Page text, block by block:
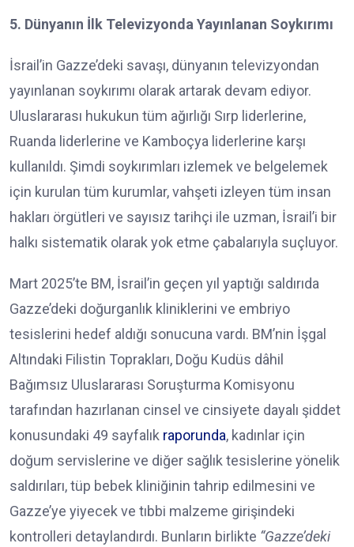
5. Dünyanın İlk Televizyonda Yayınlanan Soykırımı
İsrail’in Gazze’deki savaşı, dünyanın televizyondan
yayınlanan soykırımı olarak artarak devam ediyor.
Uluslararası hukukun tüm ağırlığı Sırp liderlerine,
Ruanda liderlerine ve Kamboçya liderlerine karşı
kullanıldı. Şimdi soykırımları izlemek ve belgelemek
için kurulan tüm kurumlar, vahşeti izleyen tüm insan
hakları örgütleri ve sayısız tarihçi ile uzman, İsrail’i bir
halkı sistematik olarak yok etme çabalarıyla suçluyor.
Mart 2025’te BM, İsrail’in geçen yıl yaptığı saldırıda
Gazze’deki doğurganlık kliniklerini ve embriyo
tesislerini hedef aldığı sonucuna vardı. BM’nin İşgal
Altındaki Filistin Toprakları, Doğu Kudüs dâhil
Bağımsız Uluslararası Soruşturma Komisyonu
tarafından hazırlanan cinsel ve cinsiyete dayalı şiddet
konusundaki 49 sayfalık raporunda, kadınlar için
doğum servislerine ve diğer sağlık tesislerine yönelik
saldırıları, tüp bebek kliniğinin tahrip edilmesini ve
Gazze’ye yiyecek ve tıbbi malzeme girişindeki
kontrolleri detaylandırdı. Bunların birlikte “Gazze’deki